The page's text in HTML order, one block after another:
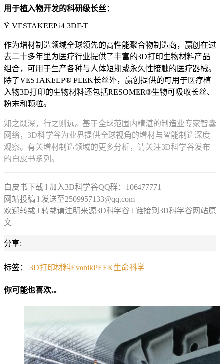
用于植入物开发的科研级长丝：
Ÿ VESTAKEEP i4 3DF-T
作为增材制造领域全球领先的高性能聚合物制造商，赢创在过
去二十多年里为医疗行业提供了丰富的3D打印生物材料产品
组合，可用于生产各种与人体短期或永久性接触的医疗器械。
除了VESTAKEEP® PEEK长丝外，赢创提供的可用于医疗植
入物3D打印的生物材料还包括RESOMER®生物可吸收长丝、
粉末和颗粒。
知之既深，行之则远。基于全球范围内精湛的制造业专家智囊
网络，3D科学谷为业界提供全球视角的增材与智能制造深度
观察。有关增材制造领域的更多分析，请关注3D科学谷发布
的白皮书系列。
白皮书下载 l 加入3D科学谷QQ群：106477771
网站投稿 l 发送至2509957133@qq.com
欢迎转载 l 转载请注明来源3D科学谷 l 链接到3D科学谷网站原
文
分享:
标签： 3D打印材料EvonikPEEK生命科学
你可能也喜欢...